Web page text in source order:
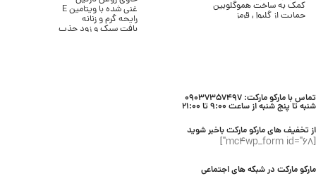
کمک به ساخت هموگلوبین
حمایت از گلبول قرمز غنی شده با ویتامین E
رایحه گرم و زنانه
بافت سبک و زود جذب
تماس با مارکو مارکت: 09037357497
شنبه تا پنج شنبه از ساعت 9:00 تا 21:00
از تخفیف های مارکو مارکت باخبر شوید
[mc4wp_form id="68"]
مارکو مارکت در شبکه های اجتماعی